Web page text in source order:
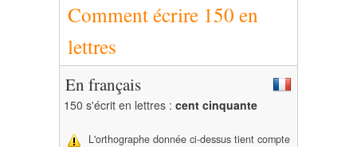
Comment écrire 150 en
lettres
En français
150 s'écrit en lettres : cent cinquante
L'orthographe donnée ci-dessus tient compte